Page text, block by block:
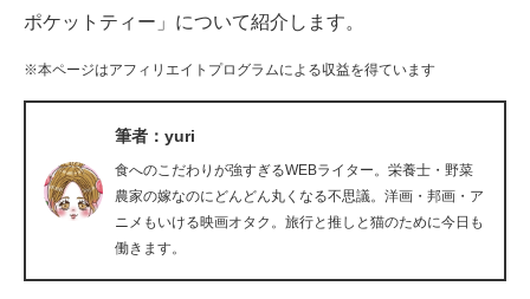
ビジネスと働き方のヒント
AI活用のいまが分かる
企業ITのトレンドを詳説
経営リーダーのコミュニティ
マーケ×ITの今がよく分かる
ITエンジニア向け専門サイト
ポケットティー」について紹介します。
※本ページはアフィリエイトプログラムによる収益を得ています
筆者：yuri
食へのこだわりが強すぎるWEBライター。栄養士・野菜
農家の嫁なのにどんどん丸くなる不思議。洋画・邦画・ア
ニメもいける映画オタク。旅行と推しと猫のために今日も
働きます。